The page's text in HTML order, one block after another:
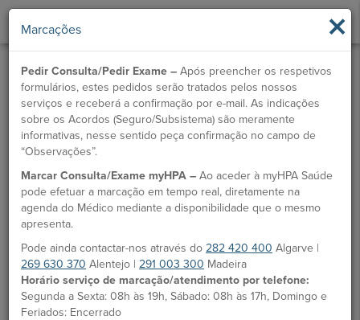
×
Marcações
Pedir Consulta/Pedir Exame – Após preencher os respetivos
formulários, estes pedidos serão tratados pelos nossos
serviços e receberá a confirmação por e-mail. As indicações
sobre os Acordos (Seguro/Subsistema) são meramente
informativas, nesse sentido peça confirmação no campo de
“Observações”.
Marcar Consulta/Exame myHPA – Ao aceder à myHPA Saúde
pode efetuar a marcação em tempo real, diretamente na
agenda do Médico mediante a disponibilidade que o mesmo
apresenta.
Pode ainda contactar-nos através do 282 420 400 Algarve |
269 630 370 Alentejo | 291 003 300 Madeira
Horário serviço de marcação/atendimento por telefone:
Segunda a Sexta: 08h às 19h, Sábado: 08h às 17h, Domingo e
Feriados: Encerrado